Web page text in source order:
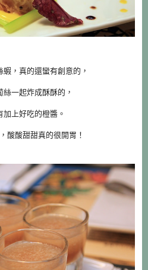
，真的還蠻有創意的，
絲一起炸成酥酥的，
加上好吃的橙醬。
酸酸甜甜真的很開胃！